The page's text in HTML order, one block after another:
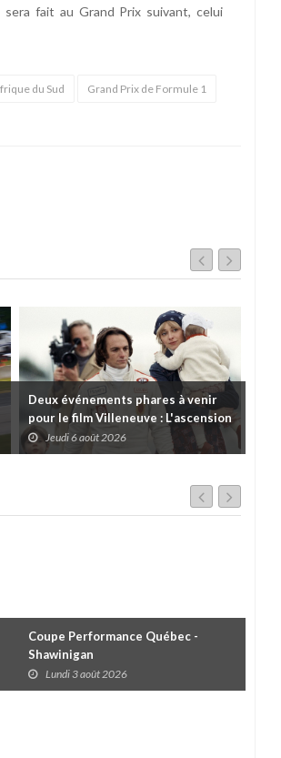
fait au Grand Prix suivant, celui
du Sud Grand Prix de Formule 1
Deux événements phares à venir
pour le film Villeneuve : L'ascension
d'une légende (+ vidéo)
Jeudi 6 août 2026
Coupe Performance Québec -
Shawinigan
Lundi 3 août 2026